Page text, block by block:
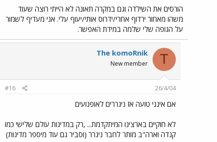
הורסים את השילדה וגם במקרה תאונה לא הייתי רוצה שעוד
משהו מאחור ירדוף אחרי/ידרוס אותי/יעוף עלי. אני מעדיף לשמור
על הגופה שלי שלמה במידת האפשר.
T
The komoRnik
New member
26/4/04
#16
אם אינני טועה אז ניגררים לאופנועים
לא חוקיים בארצינו המיתקדמת... ,רק במדינות עולם שלישי כמו
קנדה וארה"ב מותר לחבר ניגרר (וסביר גם עוד מיספר מדינות)